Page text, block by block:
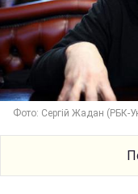
Фото: Сергій Жадан (РБК-